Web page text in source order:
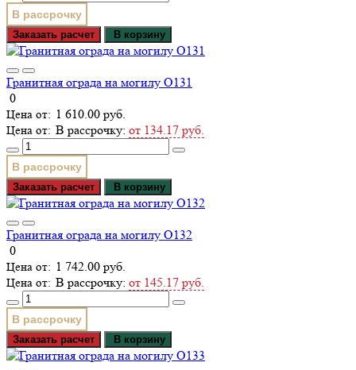
В рассрочку
Заказать расчет В корзину
Гранитная ограда на могилу О131
0
1 610.00 руб.
В рассрочку: от 134.17 руб.
В рассрочку
Заказать расчет В корзину
Гранитная ограда на могилу О132
0
1 742.00 руб.
В рассрочку: от 145.17 руб.
В рассрочку
Заказать расчет В корзину